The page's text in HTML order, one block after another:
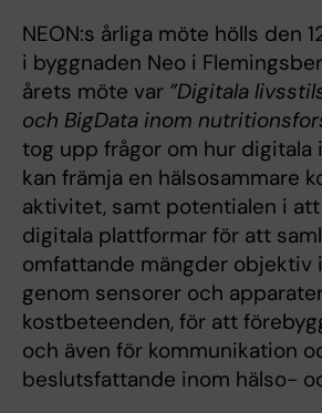
NEON:s årliga möte hölls den
i byggnaden Neo i
årets möte var ”Digitala
och BigData inom
tog upp frågor om hur
kan främja en hälsosammare
aktivitet, samt potentialen i
digitala plattformar för att
omfattande mängder objektiv
genom sensorer och
kostbeteenden, för att
och även för kommunikation
beslutsfattande inom hälso-